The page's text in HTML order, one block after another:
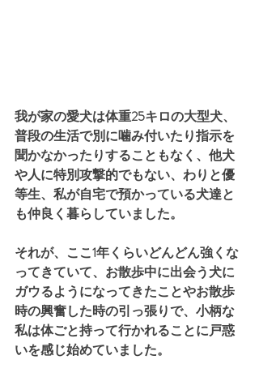
我が家の愛犬は体重25キロの大型犬、
普段の生活で別に噛み付いたり指示を
聞かなかったりすることもなく、他犬
や人に特別攻撃的でもない、わりと優
等生、私が自宅で預かっている犬達と
も仲良く暮らしていました。
それが、ここ1年くらいどんどん強くな
ってきていて、お散歩中に出会う犬に
ガウるようになってきたことやお散歩
時の興奮した時の引っ張りで、小柄な
私は体ごと持って行かれることに戸惑
いを感じ始めていました。